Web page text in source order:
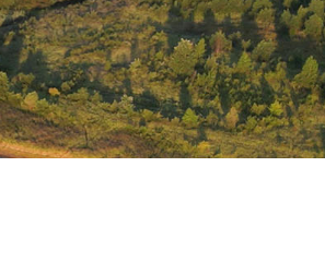
ambassadeurs
meespelen
de loterijmarkt
Plus en Premium
Hoe ontvang ik mijn prijs?
Postcode Loterij Miljoenenjacht